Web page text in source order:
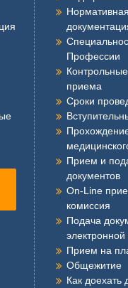
Нормативная
Профессии
приема
Сроки
Прием и
документов
On-Line
комиссия
Подача
электронной
Прием на
Общежитие
Как доехать